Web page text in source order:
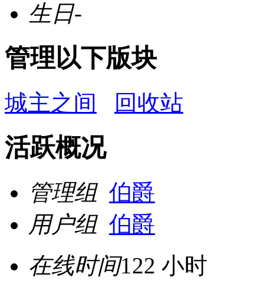
生日-
管理以下版块
城主之间 回收站
活跃概况
管理组 伯爵
用户组 伯爵
在线时间122 小时